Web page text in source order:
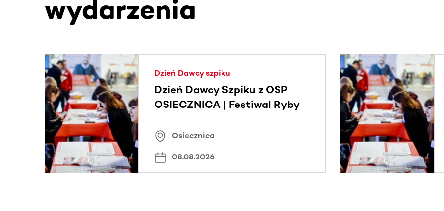
wydarzenia
Ta sekcja zawiera treści przewijane w poziomie. Użyj klawisza Tab lub przesuń palcem, aby zobaczyć
Dzień Dawcy szpiku
Dzień Dawcy Szpiku z OSP
OSIECZNICA | Festiwal Ryby
Osiecznica
08.08.2026